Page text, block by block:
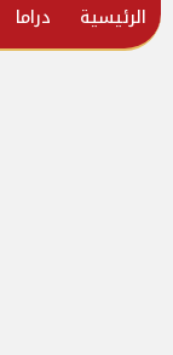
الرئيسية دراما